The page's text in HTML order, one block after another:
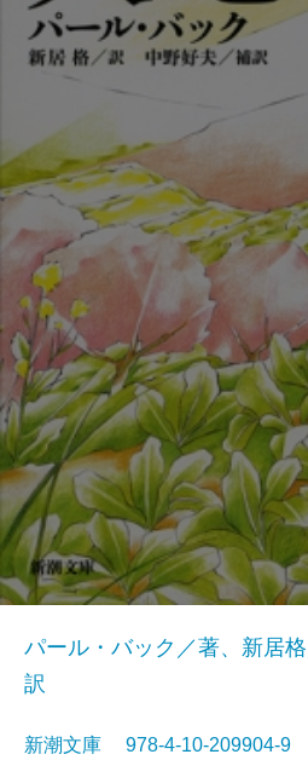
パール・バック／著、新居
訳
新潮文庫 978-4-10-209904-